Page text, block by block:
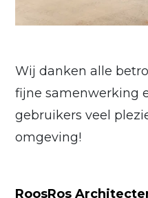
Wij danken alle
fijne samenwerking
gebruikers veel
omgeving!
RoosRos